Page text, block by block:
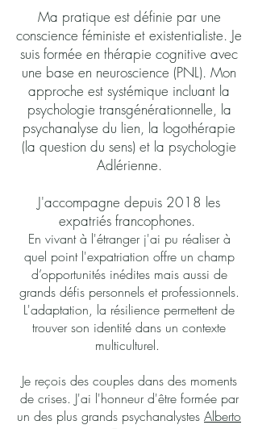
Ma pratique est définie par une
conscience féministe et existentialiste. Je
suis formée en thérapie cognitive avec
une base en neuroscience (PNL). Mon
approche est systémique incluant la
psychologie transgénérationnelle, la
psychanalyse du lien, la logothérapie
(la question du sens) et la psychologie
Adlérienne.
J'accompagne depuis 2018 les
expatriés francophones.
En vivant à l'étranger j'ai pu réaliser à
quel point l'expatriation offre un champ
d’opportunités inédites mais aussi de
grands défis personnels et professionnels.
L'adaptation, la résilience permettent de
trouver son identité dans un contexte
multiculturel.
Je reçois des couples dans des moments
de crises. J'ai l'honneur d'être formée par
un des plus grands psychanalystes Alberto